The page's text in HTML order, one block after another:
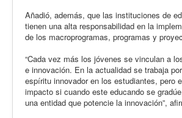
Añadió, además, que las instituciones de
tienen una alta responsabilidad en la
de los macroprogramas, programas y
“Cada vez más los jóvenes se vinculan a
e innovación. En la actualidad se trabaja
espíritu innovador en los estudiantes, pero
impacto si cuando este educando se
una entidad que potencie la innovación”,